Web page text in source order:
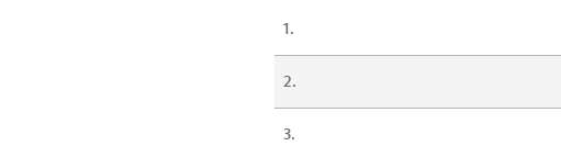
1.
2.
3.